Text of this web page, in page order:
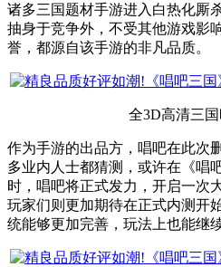
诸多三国题材手游进入白热化厮
抽身于竞争外，不受其他游戏影
誉，都源自该手游的非凡品质。
全3D高清三
作为手游的出品方，唱吧在此次
多业内人士都猜测，或许在《唱
时，唱吧将正式发力，开启一次
玩家们则更加期待在正式内测开
统能够更加完善，玩法上也能继